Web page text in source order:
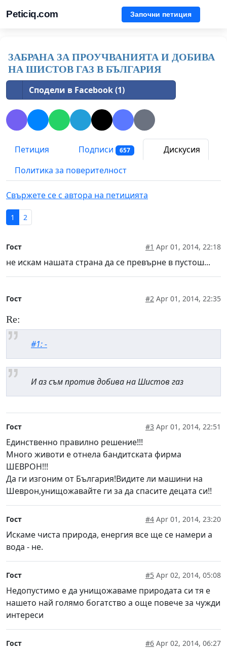
Peticiq.com Започни петиция
ЗАБРАНА ЗА ПРОУЧВАНИЯТА И ДОБИВА
НА ШИСТОВ ГАЗ В БЪЛГАРИЯ
Сподели в Facebook (1)
Петиция Подписи 657
Дискусия
Политика за поверителност
Свържете се с автора на петицията
1 2
Гост #1 Apr 01, 2014, 22:18
не искам нашата страна да се превърне в пустош...
Гост #2 Apr 01, 2014, 22:35
Re:
#1: -
И аз съм против добива на Шистов газ
Гост #3 Apr 01, 2014, 22:51
Единственно правилно решение!!!
Много животи е отнела бандитската фирма
ШЕВРОН!!!
Да ги изгоним от България!Видите ли машини на
Шеврон,унищожавайте ги за да спасите децата си!!
Гост #4 Apr 01, 2014, 23:20
Искаме чиста природа, енергия все ще се намери а
вода - не.
Гост #5 Apr 02, 2014, 05:08
Недопустимо е да унищожаваме природата си тя е
нашето най голямо богатство а още повече за чужди
интереси
Гост #6 Apr 02, 2014, 06:27